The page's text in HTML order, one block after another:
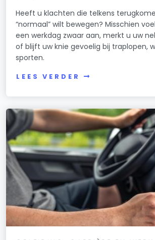
Heeft u klachten die telkens
“normaal” wilt bewegen? Misschien
een werkdag zwaar aan, merkt u uw
of blijft uw knie gevoelig bij traplopen,
sporten.
LEES VERDER